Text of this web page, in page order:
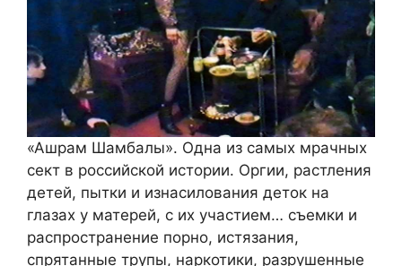
«Ашрам Шамбалы». Одна из самых мрачных
сект в российской истории. Оргии, растления
детей, пытки и изнасилования деток на
глазах у матерей, с их участием… съемки и
распространение порно, истязания,
спрятанные трупы, наркотики, разрушенные